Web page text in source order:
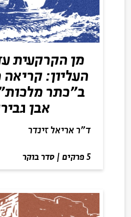
מן הקרקעית
העליון:
ב"כתר
אבן
ד"ר אריאל זינדר
5 פרקים | סדר בוקר